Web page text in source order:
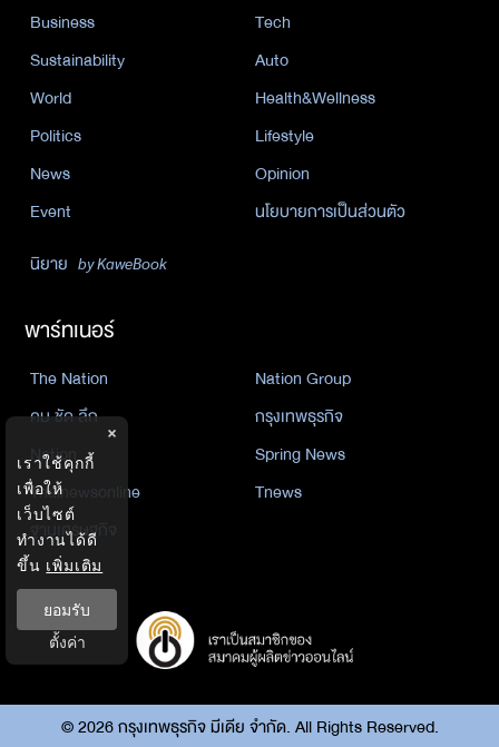
Business
Tech
Sustainability
Auto
World
Health&Wellness
Politics
Lifestyle
News
Opinion
Event
นโยบายการเป็นส่วนตัว
นิยาย by KaweBook
พาร์ทเนอร์
The Nation
Nation Group
คม ชัด ลึก
กรุงเทพธุรกิจ
Nation
Spring News
Thainewsonline
Tnews
ฐานเศรษฐกิจ
©2026กรุงเทพธุรกิจ มีเดีย จำกัด. All Rights Reserved.
×
เราใช้คุกกี้
เพื่อให้
เว็บไซต์
ทำงานได้ดี
ขึ้น เพิ่มเติม
ยอมรับ
ตั้งค่า